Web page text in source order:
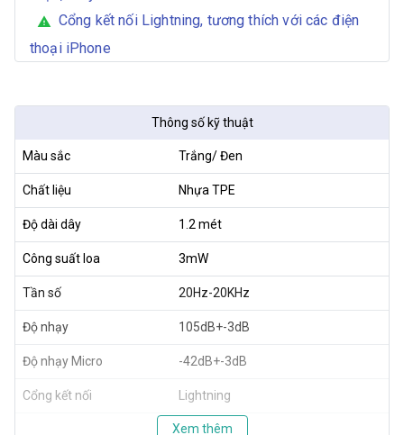
warning
Cổng kết nối Lightning, tương thích với các điện
thoại iPhone
Thông số kỹ thuật
Màu sắc Trắng/ Đen
Chất liệu Nhựa TPE
Độ dài dây 1.2 mét
Công suất loa 3mW
Tần số 20Hz-20KHz
Độ nhạy 105dB+-3dB
Độ nhạy Micro -42dB+-3dB
Cổng kết nối Lightning
Xem thêm